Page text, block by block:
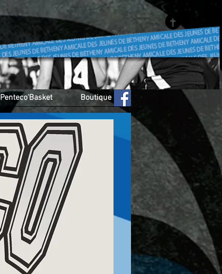
Penteco'Basket Boutique